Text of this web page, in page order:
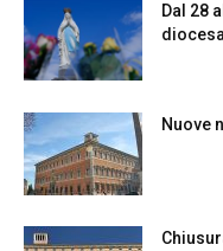
Dal 28
Nuove